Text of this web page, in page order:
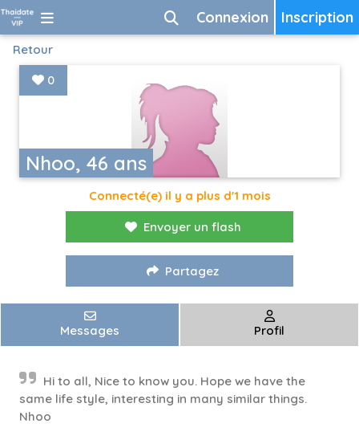
Inscription
Connexion
Retour
Nhoo, 46 ans
0
Connecté(e) il y a plus d'1 mois
Envoyer un flash
Partagez
Messages Profil
Hi to all, Nice to know you. Hope we have the
same life style, interesting in many similar things.
Nhoo